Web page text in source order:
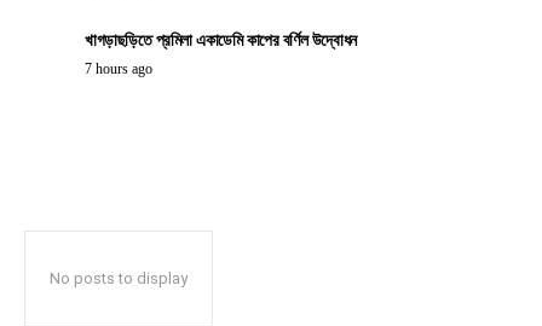
খাগড়াছড়িতে প্রমিলা একাডেমি কাপের বর্ণিল উদ্বোধন
7 hours ago
No posts to display